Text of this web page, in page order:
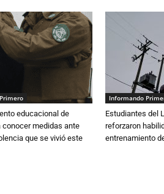
educacional de
conocer medidas ante
que se vivió este
Informando
Estudiantes del
reforzaron
entrenamiento